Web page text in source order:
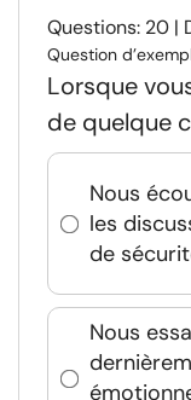
Questions: 20 |
Question
Lorsque
de quelque
Nous
les
de
Nous